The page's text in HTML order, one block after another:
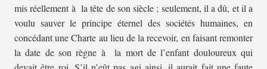
mis réellement à la tête de son siècle ; seulement, il a dû, et il a
voulu sauver le principe éternel des sociétés humaines, en
concédant une Charte au lieu de la recevoir, en faisant remonter
la date de son règne à la mort de l’enfant douloureux qui